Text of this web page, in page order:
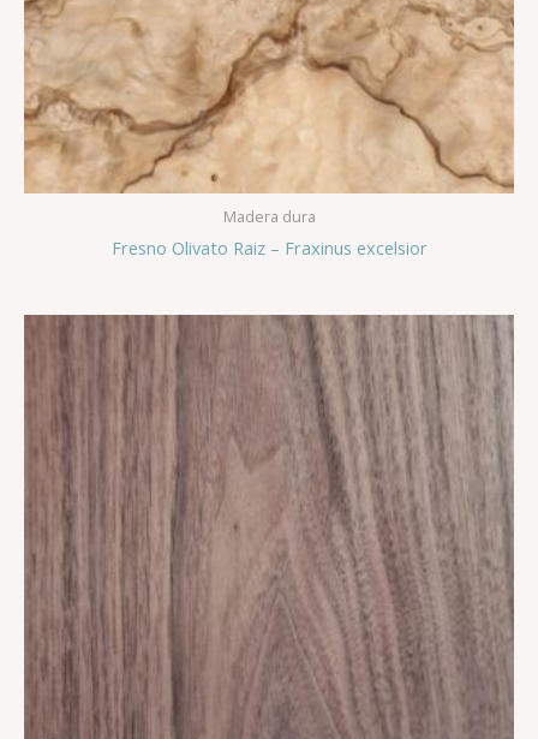
Madera dura
Fresno Olivato Raiz – Fraxinus excelsior